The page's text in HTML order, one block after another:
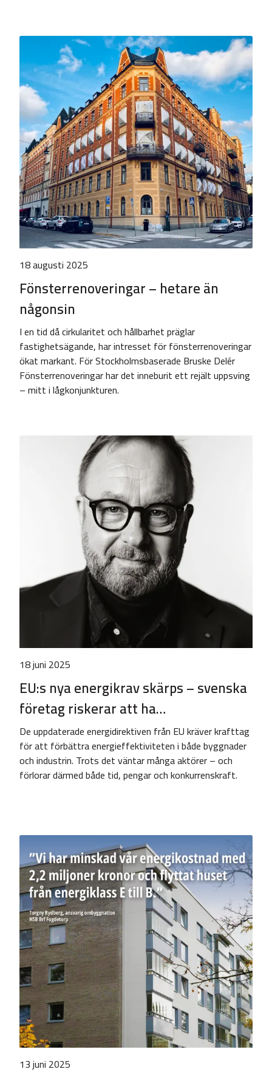
18 augusti 2025
Fönsterrenoveringar – hetare än
någonsin
I en tid då cirkularitet och hållbarhet präglar
fastighetsägande, har intresset för fönsterrenoveringar
ökat markant. För Stockholmsbaserade Bruske Delér
Fönsterrenoveringar har det inneburit ett rejält uppsving
– mitt i lågkonjunkturen.
18 juni 2025
EU:s nya energikrav skärps – svenska
företag riskerar att ha…
De uppdaterade energidirektiven från EU kräver krafttag
för att förbättra energieffektiviteten i både byggnader
och industrin. Trots det väntar många aktörer – och
förlorar därmed både tid, pengar och konkurrenskraft.
13 juni 2025